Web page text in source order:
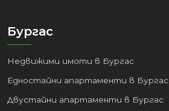
Бургас
Недвижими имоти в Бургас
Едностайни апартаменти в Бургас
Двустайни апартаменти в Бургас